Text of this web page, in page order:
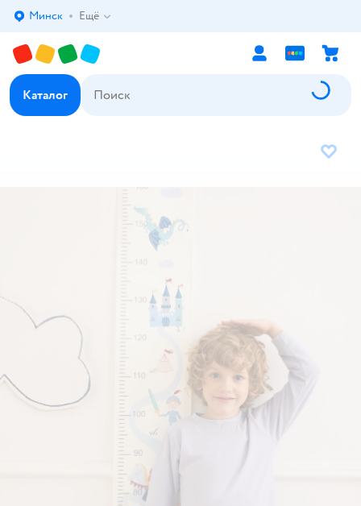
Выбор адреса доставки.
Минск Ещё
Каталог
В